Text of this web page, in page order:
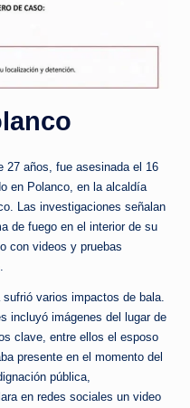
27 años, fue asesinada el 16
en Polanco, en la alcaldía
Las investigaciones señalan
de fuego en el interior de su
con videos y pruebas
varios impactos de bala.
incluyó imágenes del lugar de
clave, entre ellos el esposo
presente en el momento del
pública,
en redes sociales un video